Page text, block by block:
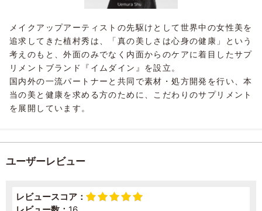
メイクアップアーティストの先駆けとして世界中の女性美を
追求してきた植村秀は、「真の美しさは心身の健康」という
考えのもと、外面のみでなく内面からのケアに着目したサプ
リメントブランド『イムダイン』を設立。
国内外の一流パートナーと共同で素材・処方開発を行い、本
当の美と健康を求める方のために、こだわりのサプリメント
を展開しています。
ユーザーレビュー
レビュースコア：